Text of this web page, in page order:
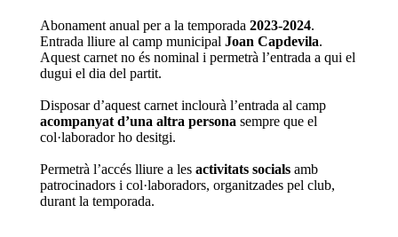
Abonament anual per a la temporada 2023-2024.
Entrada lliure al camp municipal Joan Capdevila.
Aquest carnet no és nominal i permetrà l’entrada a qui el
dugui el dia del partit.
Disposar d’aquest carnet inclourà l’entrada al camp
acompanyat d’una altra persona sempre que el
col·laborador ho desitgi.
Permetrà l’accés lliure a les activitats socialsamb
patrocinadors i col·laboradors, organitzades pel club,
durant la temporada.